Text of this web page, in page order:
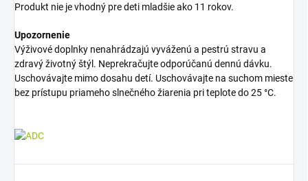
Produkt nie je vhodný pre deti mladšie ako 11 rokov.
Upozornenie
Výživové doplnky nenahrádzajú vyváženú a pestrú stravu a
zdravý životný štýl. Neprekračujte odporúčanú dennú dávku.
Uschovávajte mimo dosahu detí. Uschovávajte na suchom mieste
bez prístupu priameho slnečného žiarenia pri teplote do 25 °C.